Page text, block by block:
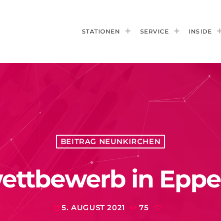
STATIONEN SERVICE INSIDE
BEITRAG NEUNKIRCHEN
in
today 5. AUGUST 2021 75